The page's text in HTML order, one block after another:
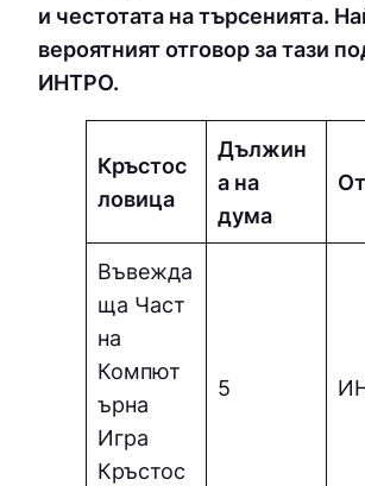
и честотата на търсенията.
вероятният отговор за тази
ИНТPO.
Кръстос
ловица
Дължин
а на
дума
Въвежда
ща Част
на
Компют
ърна
Игра
Кръстос
5